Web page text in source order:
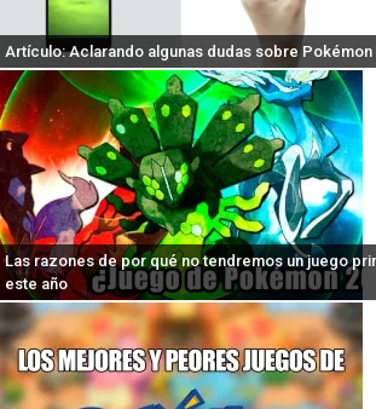
Artículo: Aclarando algunas dudas sobre Pokémon
Las razones de por qué no tendremos un juego
este año